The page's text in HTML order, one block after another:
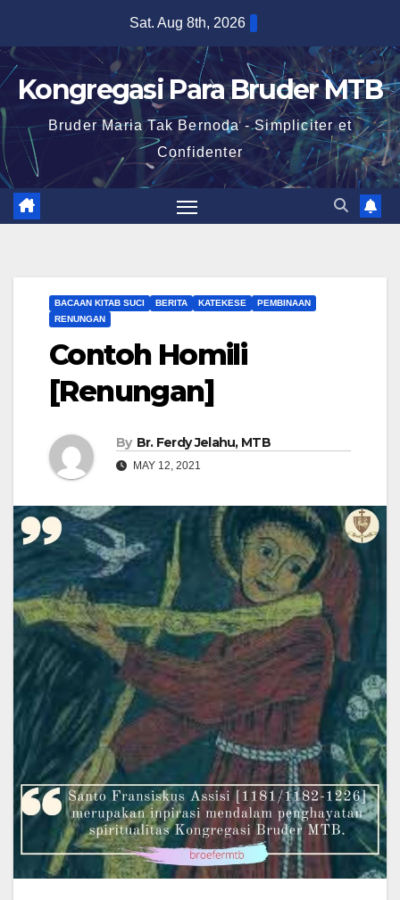
content
Sat. Aug 8th, 2026
Kongregasi Para Bruder MTB
Bruder Maria Tak Bernoda - Simpliciter et
Confidenter
BACAAN KITAB SUCI BERITA KATEKESE
PEMBINAAN
RENUNGAN
Contoh Homili
[Renungan]
By Br. Ferdy Jelahu, MTB
MAY 12, 2021